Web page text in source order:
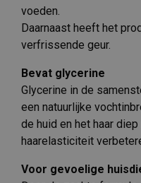
voeden.
Daarnaast heeft het
verfrissende geur.
Bevat glycerine
Glycerine in de
een natuurlijke
de huid en het haar
haarelasticiteit
Voor gevoelige